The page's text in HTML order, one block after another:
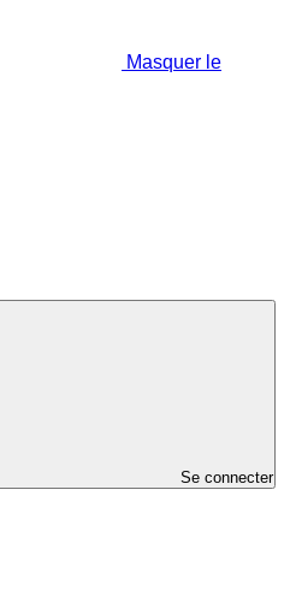
Masquer le
Se connecter